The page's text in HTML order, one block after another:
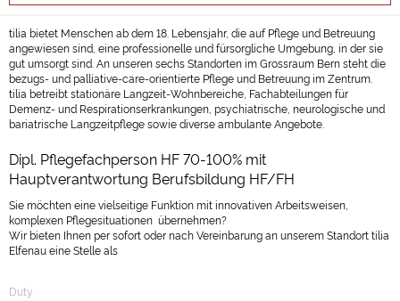
tilia bietet Menschen ab dem 18. Lebensjahr, die auf Pflege und Betreuung
angewiesen sind, eine professionelle und fürsorgliche Umgebung, in der sie
gut umsorgt sind. An unseren sechs Standorten im Grossraum Bern steht die
bezugs- und palliative-care-orientierte Pflege und Betreuung im Zentrum.
tilia betreibt stationäre Langzeit-Wohnbereiche, Fachabteilungen für
Demenz- und Respirationserkrankungen, psychiatrische, neurologische und
bariatrische Langzeitpflege sowie diverse ambulante Angebote.
Dipl. Pflegefachperson HF 70-100% mit
Hauptverantwortung Berufsbildung HF/FH
Sie möchten eine vielseitige Funktion mit innovativen Arbeitsweisen,
komplexen Pflegesituationen übernehmen?
Wir bieten Ihnen per sofort oder nach Vereinbarung an unserem Standort tilia
Elfenau eine Stelle als
Duty